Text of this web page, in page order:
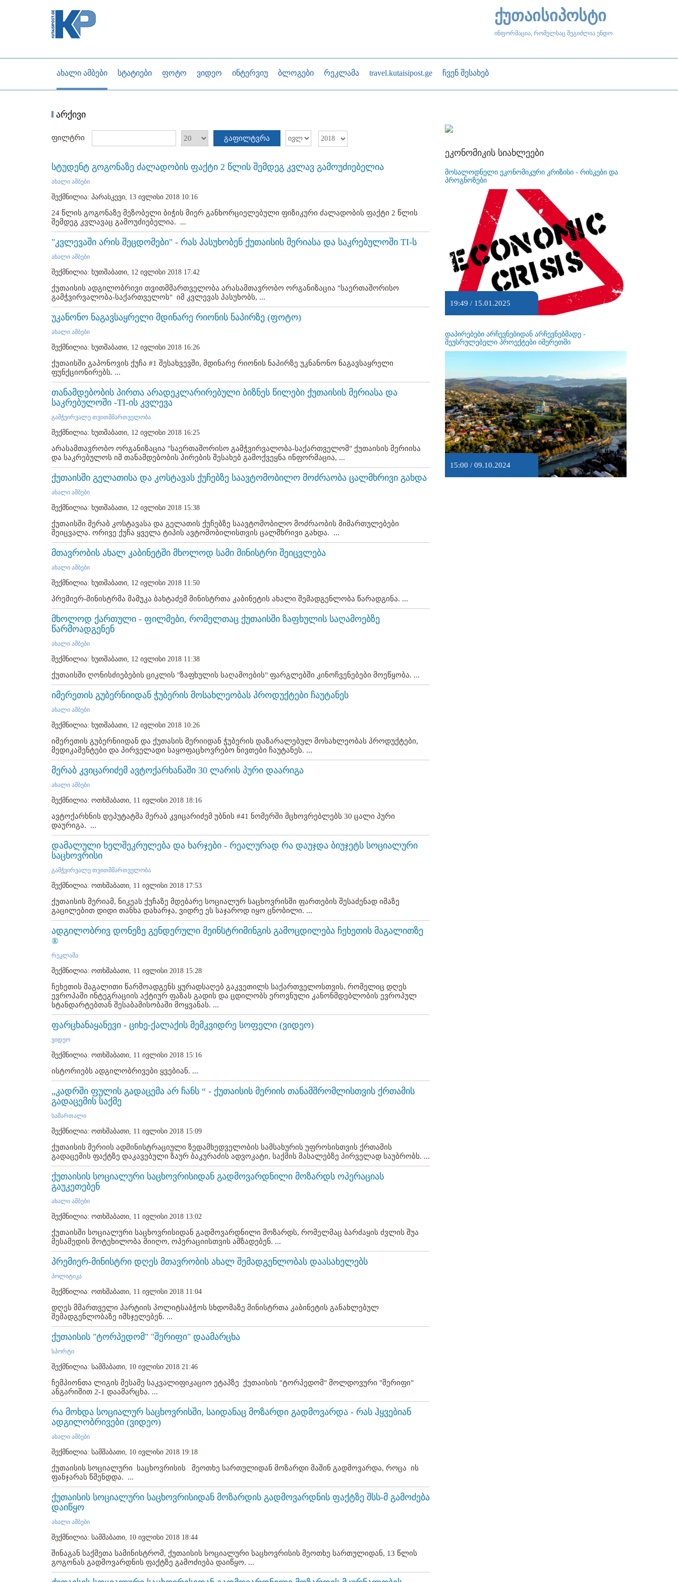
ქუთაისიპოსტი
ინფორმაცია, რომელსაც შეგიძლია ენდო
ახალი ამბები სტატიები ფოტო ვიდეო ინტერვიუ ბლოგები რეკლამა travel.kutaisipost.ge ჩვენ შესახებ
არქივი
ფილტრი გაფილტვრა
სტუდენტ გოგონაზე ძალადობის ფაქტი 2 წლის შემდეგ კვლავ გამოუძიებელია
ახალი ამბები
შექმნილია: პარასკევი, 13 ივლისი 2018 10:16
24 წლის გოგონაზე მეზობელი ბიჭის მიერ განხორციელებული ფიზიკური ძალადობის ფაქტი 2 წლის
შემდეგ კვლავაც გამოუძიებელია. ...
"კვლევაში არის შეცდომები" - რას პასუხობენ ქუთაისის მერიასა და საკრებულოში TI-ს
ახალი ამბები
შექმნილია: ხუთშაბათი, 12 ივლისი 2018 17:42
ქუთაისის ადგილობრივი თვითმმართველობა არასამთავრობო ორგანიზაცია "საერთაშორისო
გამჭვირვალობა-საქართველოს" იმ კვლევას პასუხობს, ...
უკანონო ნაგავსაყრელი მდინარე რიონის ნაპირზე (ფოტო)
ახალი ამბები
შექმნილია: ხუთშაბათი, 12 ივლისი 2018 16:26
ქუთაისში გაპონოვის ქუჩა #1 შესახვევში, მდინარე რიონის ნაპირზე უკნანონო ნაგავსაყრელი
ფუნქციონირებს. ...
თანამდებობის პირთა არადეკლარირებული ბიზნეს წილები ქუთაისის მერიასა და
საკრებულოში -TI-ის კვლევა
გამჭვირვალე თვითმმართველობა
შექმნილია: ხუთშაბათი, 12 ივლისი 2018 16:25
არასამთავრობო ორგანიზაცია "საერთაშორისო გამჭვირვალობა-საქართველომ" ქუთაისის მერიისა
და საკრებულოს იმ თანამდებობის პირების შესახებ გამოქვეყნა ინფორმაცია, ...
ქუთაისში გელათისა და კოსტავას ქუჩებზე საავტომობილო მოძრაობა ცალმხრივი გახდა
ახალი ამბები
შექმნილია: ხუთშაბათი, 12 ივლისი 2018 15:38
ქუთაისში მერაბ კოსტავასა და გელათის ქუჩებზე საავტომობილო მოძრაობის მიმართულებები
შეიცვალა. ორივე ქუჩა ყველა ტიპის ავტომობილისთვის ცალმხრივი გახდა. ...
მთავრობის ახალ კაბინეტში მხოლოდ სამი მინისტრი შეიცვლება
ახალი ამბები
შექმნილია: ხუთშაბათი, 12 ივლისი 2018 11:50
პრემიერ-მინისტრმა მამუკა ბახტაძემ მინისტრთა კაბინეტის ახალი შემადგენლობა წარადგინა. ...
მხოლოდ ქართული - ფილმები, რომელთაც ქუთაისში ზაფხულის საღამოებზე
წარმოადგენენ
ახალი ამბები
შექმნილია: ხუთშაბათი, 12 ივლისი 2018 11:38
ქუთაისში ღონისძიებების ციკლის "ზაფხულის საღამოების" ფარგლებში კინოჩვენებები მოეწყობა. ...
იმერეთის გუბერნიიდან ჭუბერის მოსახლეობას პროდუქტები ჩაუტანეს
ახალი ამბები
შექმნილია: ხუთშაბათი, 12 ივლისი 2018 10:26
იმერეთის გუბერნიიდან და ქუთასის მერიიდან ჭუბერის დაზარალებულ მოსახლეობას პროდუქტები,
მედიკამენტები და პირველადი საყოფაცხოვრებო ნივთები ჩაუტანეს. ...
მერაბ კვიცარიძემ ავტოქარხანაში 30 ლარის პური დაარიგა
ახალი ამბები
შექმნილია: ოთხშაბათი, 11 ივლისი 2018 18:16
ავტოქარხნის დეპუტატმა მერაბ კვიცარიძემ უბნის #41 ნომერში მცხოვრებლებს 30 ცალი პური
დაურიგა. ...
დამალული ხელშეკრულება და ხარჯები - რეალურად რა დაუჯდა ბიუჯეტს სოციალური
საცხოვრისი
გამჭვირვალე თვითმმართველობა
შექმნილია: ოთხშაბათი, 11 ივლისი 2018 17:53
ქუთაისის მერიამ, ნიკეას ქუჩაზე მდებარე სოციალურ საცხოვრისში ფართების შესაძენად იმაზე
გაცილებით დიდი თანხა დახარჯა, ვიდრე ეს საჯაროდ იყო ცნობილი. ...
ადგილობრივ დონეზე გენდერული მეინსტრიმინგის გამოცდილება ჩეხეთის მაგალითზე
®
რეკლამა
შექმნილია: ოთხშაბათი, 11 ივლისი 2018 15:28
ჩეხეთის მაგალითი წარმოადგენს ყურადსაღებ გაკვეთილს საქართველოსთვის, რომელიც დღეს
ევროპაში ინტეგრაციის აქტიურ ფაზას გადის და ცდილობს ეროვნული კანონმდებლობის ევროპულ
სტანდარტებთან შესაბამისობაში მოყვანას. ...
ფარცხანაყანევი - ციხე-ქალაქის მემკვიდრე სოფელი (ვიდეო)
ვიდეო
შექმნილია: ოთხშაბათი, 11 ივლისი 2018 15:16
ისტორიებს ადგილობრივები ყვებიან. ...
„კადრში ფულის გადაცემა არ ჩანს “ - ქუთაისის მერიის თანამშრომლისთვის ქრთამის
გადაცემის საქმე
სამართალი
შექმნილია: ოთხშაბათი, 11 ივლისი 2018 15:09
ქუთაისის მერიის ადმინისტრაციული ზედამხედველობის სამსახურის უფროსისთვის ქრთამის
გადაცემის ფაქტზე დაკავებული ზაურ ბაკურაძის ადვოკატი, საქმის მასალებზე პირველად საუბრობს. ...
ქუთაისის სოციალური საცხოვრისიდან გადმოვარდნილი მოზარდს ოპერაციას
გაუკეთებენ
ახალი ამბები
შექმნილია: ოთხშაბათი, 11 ივლისი 2018 13:02
ქუთაისში სოციალური საცხოვრისიდან გადმოვარდნილი მოზარდს, რომელმაც ბარძაყის ძვლის შუა
მესამედის მოტეხილობა მიიღო, ოპერაციისთვის ამზადებენ. ...
პრემიერ-მინისტრი დღეს მთავრობის ახალ შემადგენლობას დაასახელებს
პოლიტიკა
შექმნილია: ოთხშაბათი, 11 ივლისი 2018 11:04
დღეს მმართველი პარტიის პოლიტსაბჭოს სხდომაზე მინისტრთა კაბინეტის განახლებულ
შემადგენლობაზე იმსჯელებენ. ...
ქუთაისის "ტორპედომ" "შერიფი" დაამარცხა
სპორტი
შექმნილია: სამშაბათი, 10 ივლისი 2018 21:46
ჩემპიონთა ლიგის მესამე საკვალიფიკაციო ეტაპზე ქუთაისის "ტორპედომ" მოლდოვური "შერიფი"
ანგარიშით 2-1 დაამარცხა. ...
რა მოხდა სოციალურ საცხოვრისში, საიდანაც მოზარდი გადმოვარდა - რას ჰყვებიან
ადგილობრივები (ვიდეო)
ახალი ამბები
შექმნილია: სამშაბათი, 10 ივლისი 2018 19:18
ქუთაისის სოციალური საცხოვრისის მეოთხე სართულიდან მოზარდი მაშინ გადმოვარდა, როცა ის
ფანჯარას წმენდდა. ...
ქუთაისის სოციალური საცხოვრისიდან მოზარდის გადმოვარდნის ფაქტზე შსს-მ გამოძება
დაიწყო
ახალი ამბები
შექმნილია: სამშაბათი, 10 ივლისი 2018 18:44
შინაგან საქმეთა სამინისტრომ, ქუთაისის სოციალური საცხოვრისის მეოთხე სართულიდან, 13 წლის
გოგონას გადმოვარდნის ფაქტზე გამოძიება დაიწყო. ...
ეკონომიკის სიახლეები
მოსალოდნელი ეკონომიკური კრიზისი - რისკები და
პროგნოზები
19:49 / 15.01.2025
დაპირებები არჩევნებიდან არჩევნებმადე -
შეუსრულებელი პროექტები იმერეთში
15:00 / 09.10.2024